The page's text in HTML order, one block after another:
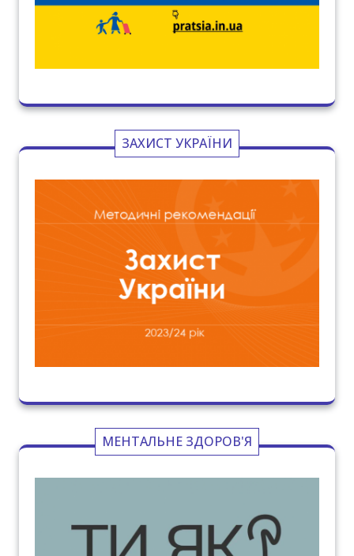
ЗАХИСТ УКРАЇНИ
МЕНТАЛЬНЕ ЗДОРОВ'Я